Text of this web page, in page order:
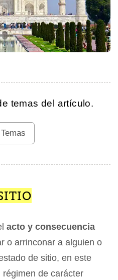
temas del artículo.
Temas
acto y consecuencia
o arrinconar a alguien o
de sitio, en este
de carácter